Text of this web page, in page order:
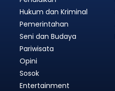
Hukum dan Kriminal
Pemerintahan
Seni dan Budaya
Pariwisata
Opini
Sosok
Entertainment